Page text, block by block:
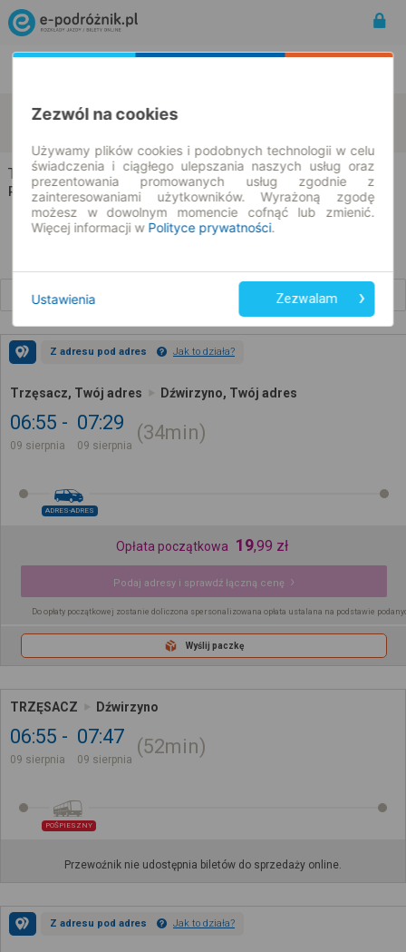
Trzęsacz Dźwirzyno
Trzęsacz → Dźwirzyno
Rozkład jazdy i bilety
Z adresu pod adres Jak to działa?
Trzęsacz, Twój adres Dźwirzyno, Twój adres
06:55
09 sierpnia
07:29
09 sierpnia
34min
ADRES-ADRES
Opłata początkowa 19,99 zł
Podaj adresy i sprawdź łączną cenę
Do opłaty początkowej zostanie doliczona spersonalizowana opłata ustalana na podstawie
Wyślij paczkę
TRZĘSACZ Dźwirzyno
06:55
09 sierpnia
07:47
09 sierpnia
52min
POŚPIESZNY
Przewoźnik nie udostępnia biletów do sprzedaży online.
Z adresu pod adres Jak to działa?
Zezwól na cookies
Używamy plików cookies i podobnych technologii w celu
świadczenia i ciągłego ulepszania naszych usług oraz
prezentowania promowanych usług zgodnie z
zainteresowaniami użytkowników. Wyrażoną zgodę
możesz w dowolnym momencie cofnąć lub zmienić.
Więcej informacji w Polityce prywatności.
Ustawienia Zezwalam